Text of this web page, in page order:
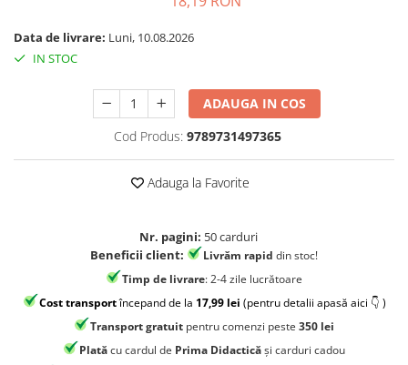
Jocuri invatat limba engleza
Jocuri Origami
Jocuri si jucarii educative
Jocuri STEAM
Masinute si trenulete
Roboti de jucarie
Data de livrare: Luni, 10.08.2026
IN STOC
ADAUGA IN COS
Cod Produs: 9789731497365
Adauga la Favorite
Nr. pagini: 50 carduri
Beneficii client:
Livrăm rapid din stoc!
Timp de livrare: 2-4 zile lucrătoare
Cost transportîncepand de la 17,99 lei (pentru detalii apasă aici 👇 )
Transport gratuit pentru comenzi peste 350 lei
Platăcu cardul de Prima Didacticăși carduri cadou